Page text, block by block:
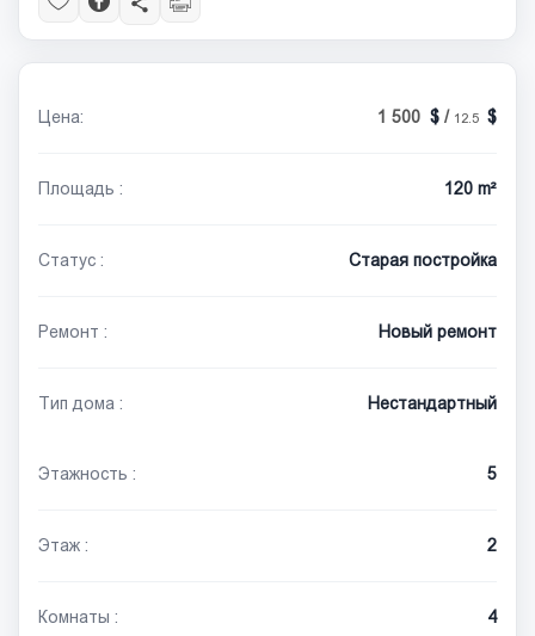
Цена: 1 500 / 12.5
Площадь : 120 m²
Статус : Старая постройка
Ремонт : Новый ремонт
Тип дома : Нестандартный
Этажность : 5
Этаж : 2
Комнаты : 4